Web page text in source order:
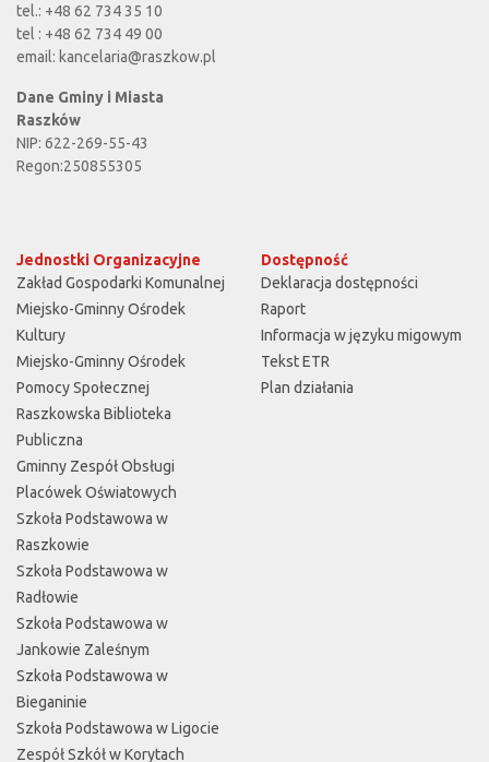
tel.: +48 62 734 35 10
tel : +48 62 734 49 00
email: kancelaria@raszkow.pl
Dane Gminy i Miasta
Raszków
NIP: 622-269-55-43
Regon:250855305
Jednostki Organizacyjne
Zakład Gospodarki Komunalnej
Miejsko-Gminny Ośrodek
Kultury
Miejsko-Gminny Ośrodek
Pomocy Społecznej
Raszkowska Biblioteka
Publiczna
Gminny Zespół Obsługi
Placówek Oświatowych
Szkoła Podstawowa w
Raszkowie
Szkoła Podstawowa w
Radłowie
Szkoła Podstawowa w
Jankowie Zaleśnym
Szkoła Podstawowa w
Bieganinie
Szkoła Podstawowa w Ligocie
Zespół Szkół w Korytach
Dostępność
Deklaracja dostępności
Raport
Informacja w języku migowym
Tekst ETR
Plan działania